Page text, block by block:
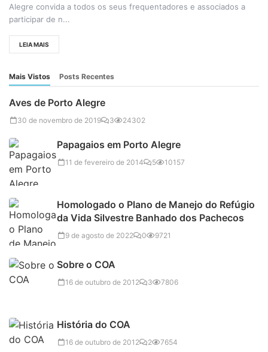
Alegre convida a todos os seus frequentadores e associados a
participar de n...
LEIA MAIS
Mais Vistos Posts Recentes
Aves de Porto Alegre
30 de novembro de 2019 3 24302
Papagaios em Porto Alegre
11 de fevereiro de 2014 5 10157
Homologado o Plano de Manejo do Refúgio
da Vida Silvestre Banhado dos Pachecos
9 de agosto de 2022 0 9721
Sobre o COA
16 de outubro de 2012 3 7806
História do COA
16 de outubro de 2012 2 7654